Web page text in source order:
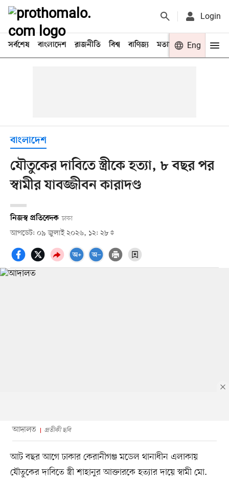
Login
সর্বশেষ বাংলাদেশ রাজনীতি বিশ্ব বাণিজ্য মতামত খেলা
Eng
বাংলাদেশ
যৌতুকের দাবিতে স্ত্রীকে হত্যা, ৮ বছর পর
স্বামীর যাবজ্জীবন কারাদণ্ড
নিজস্ব প্রতিবেদক ঢাকা
আপডেট: ০৯ জুলাই ২০২৬, ১২: ২৮
আদালত প্রতীকী ছবি
আট বছর আগে ঢাকার কেরানীগঞ্জ মডেল থানাধীন এলাকায়
যৌতুকের দাবিতে স্ত্রী শাহানুর আক্তারকে হত্যার দায়ে স্বামী মো.